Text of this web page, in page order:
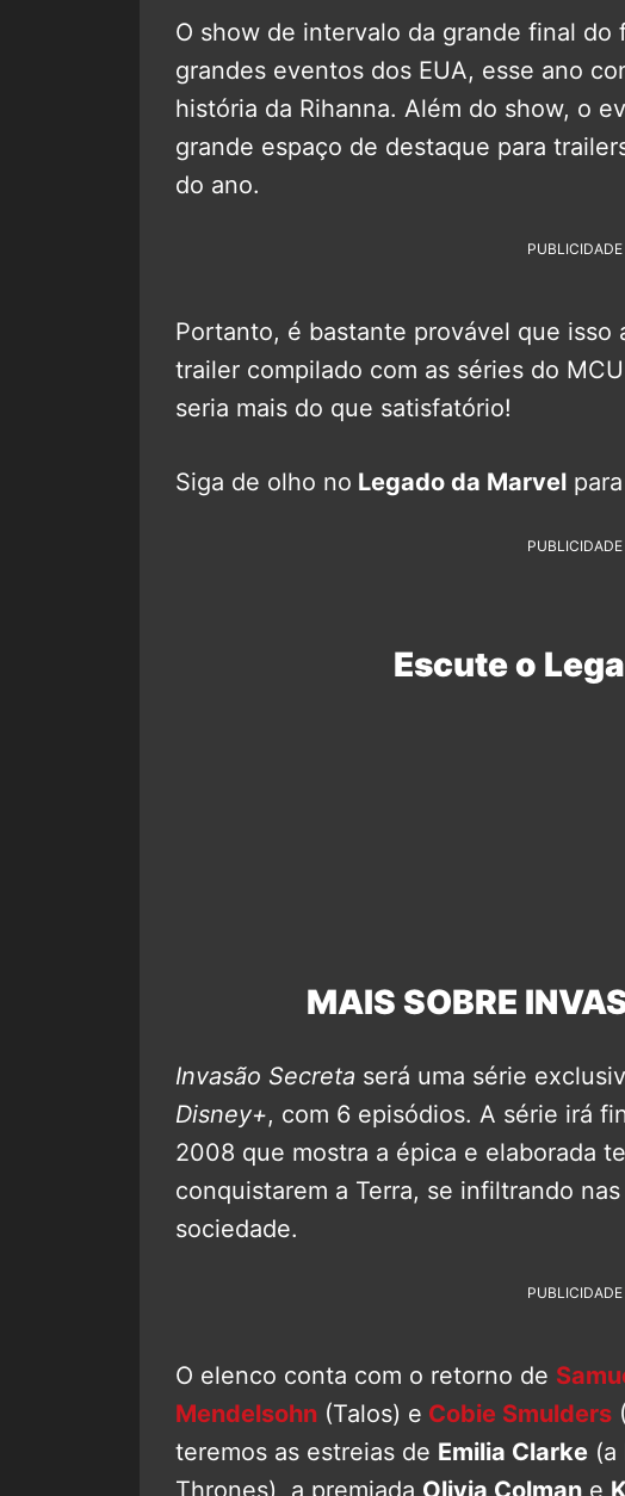
O show de intervalo da grande final
grandes eventos dos EUA, esse ano
história da Rihanna. Além do show, o
grande espaço de destaque para
do ano.
PUBLICIDADE
Portanto, é bastante provável que isso
trailer compilado com as séries do
seria mais do que satisfatório!
Siga de olho no Legado da Marvel
PUBLICIDADE
Escute o
MAIS SOBRE
Invasão Secreta será uma série
Disney+, com 6 episódios. A série irá
2008 que mostra a épica e elaborada
conquistarem a Terra, se infiltrando
sociedade.
PUBLICIDADE
O elenco conta com o retorno de
Mendelsohn (Talos) e Cobie Smulders
teremos as estreias de Emilia Clarke (a
Thrones), a premiada Olivia Colman e